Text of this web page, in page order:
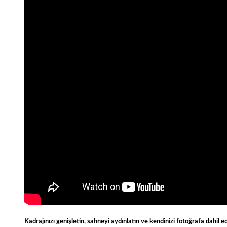
Kadrajınızı genişletin, sahneyi aydınlatın ve kendinizi fotoğrafa dahil